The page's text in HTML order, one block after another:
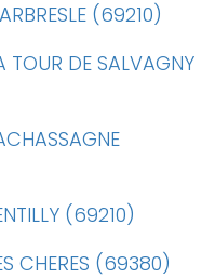
(69210)
DE SALVAGNY
(69210)
CHERES (69380)